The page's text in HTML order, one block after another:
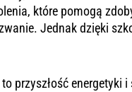
które pomogą
Jednak dzięki
przyszłość